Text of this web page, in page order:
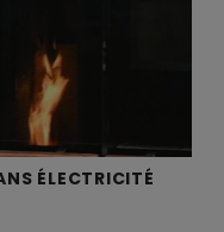
ÉLECTRICITÉ